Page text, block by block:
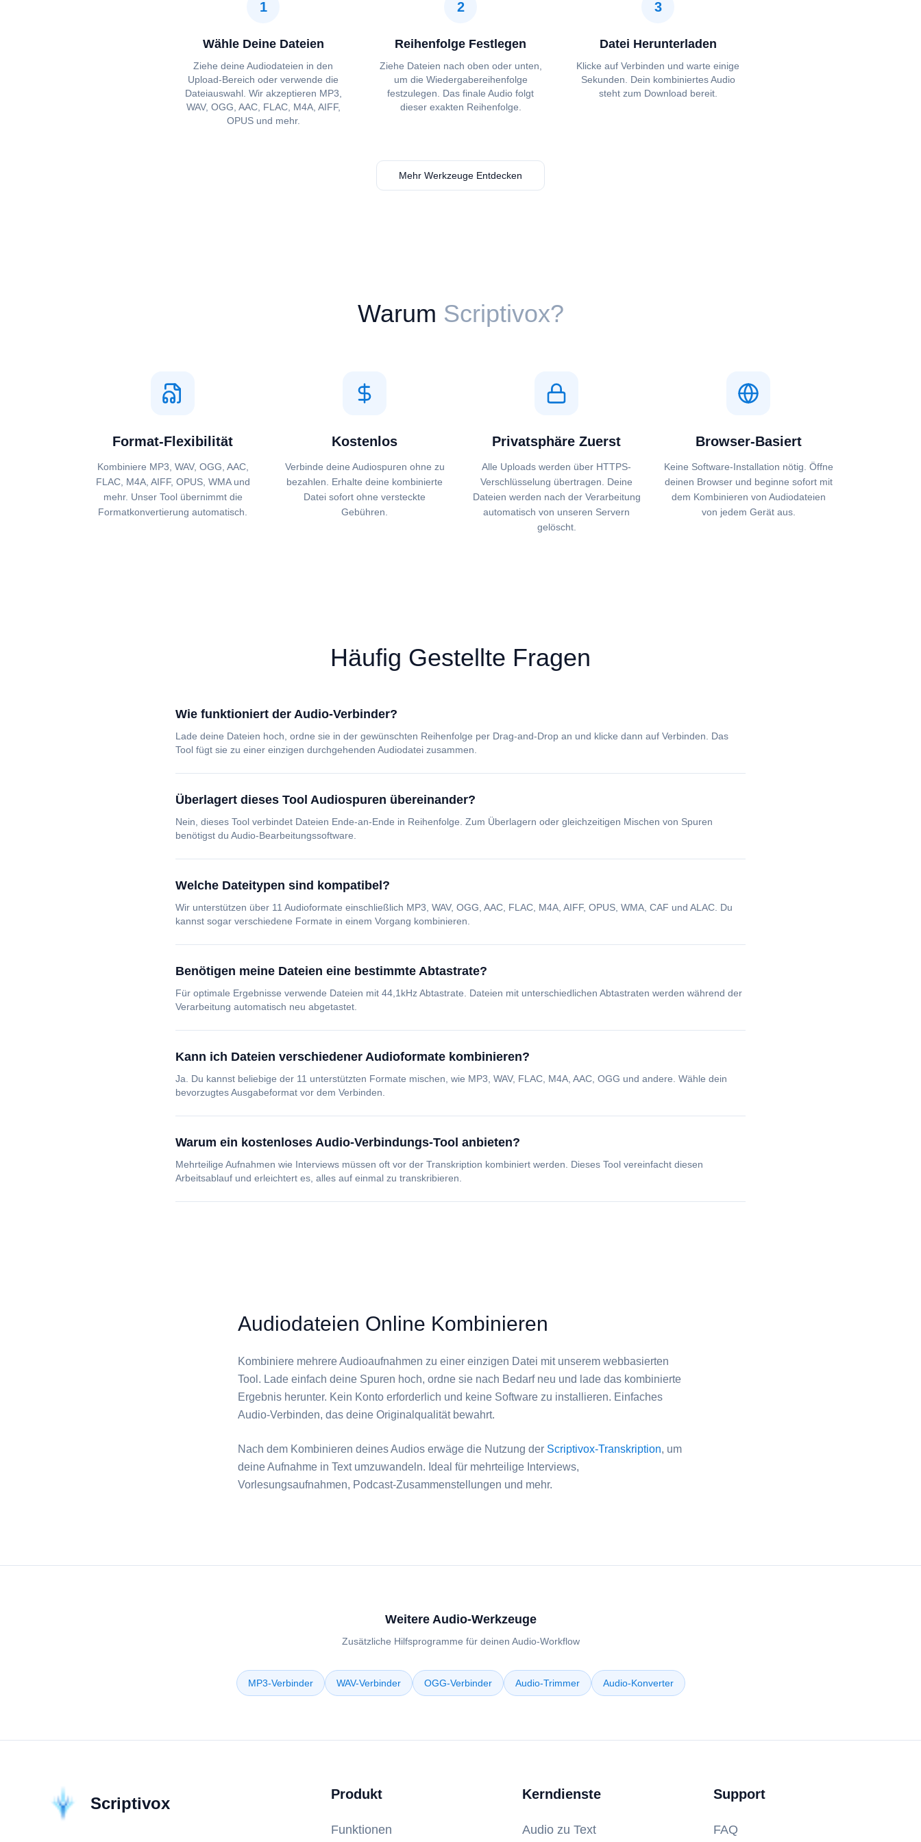
1
Wähle Deine Dateien
Ziehe deine Audiodateien in den
Upload-Bereich oder verwende die
Dateiauswahl. Wir akzeptieren MP3,
WAV, OGG, AAC, FLAC, M4A, AIFF,
OPUS und mehr.
2
Reihenfolge Festlegen
Ziehe Dateien nach oben oder unten,
um die Wiedergabereihenfolge
festzulegen. Das finale Audio folgt
dieser exakten Reihenfolge.
3
Datei Herunterladen
Klicke auf Verbinden und warte einige
Sekunden. Dein kombiniertes Audio
steht zum Download bereit.
Mehr Werkzeuge Entdecken
Warum Scriptivox?
Format-Flexibilität
Kombiniere MP3, WAV, OGG, AAC,
FLAC, M4A, AIFF, OPUS, WMA und
mehr. Unser Tool übernimmt die
Formatkonvertierung automatisch.
Kostenlos
Verbinde deine Audiospuren ohne zu
bezahlen. Erhalte deine kombinierte
Datei sofort ohne versteckte
Gebühren.
Privatsphäre Zuerst
Alle Uploads werden über HTTPS-
Verschlüsselung übertragen. Deine
Dateien werden nach der Verarbeitung
automatisch von unseren Servern
gelöscht.
Browser-Basiert
Keine Software-Installation nötig. Öffne
deinen Browser und beginne sofort mit
dem Kombinieren von Audiodateien
von jedem Gerät aus.
Häufig Gestellte Fragen
Wie funktioniert der Audio-Verbinder?
Lade deine Dateien hoch, ordne sie in der gewünschten Reihenfolge per Drag-and-Drop an und klicke dann auf Verbinden. Das
Tool fügt sie zu einer einzigen durchgehenden Audiodatei zusammen.
Überlagert dieses Tool Audiospuren übereinander?
Nein, dieses Tool verbindet Dateien Ende-an-Ende in Reihenfolge. Zum Überlagern oder gleichzeitigen Mischen von Spuren
benötigst du Audio-Bearbeitungssoftware.
Welche Dateitypen sind kompatibel?
Wir unterstützen über 11 Audioformate einschließlich MP3, WAV, OGG, AAC, FLAC, M4A, AIFF, OPUS, WMA, CAF und ALAC. Du
kannst sogar verschiedene Formate in einem Vorgang kombinieren.
Benötigen meine Dateien eine bestimmte Abtastrate?
Für optimale Ergebnisse verwende Dateien mit 44,1kHz Abtastrate. Dateien mit unterschiedlichen Abtastraten werden während der
Verarbeitung automatisch neu abgetastet.
Kann ich Dateien verschiedener Audioformate kombinieren?
Ja. Du kannst beliebige der 11 unterstützten Formate mischen, wie MP3, WAV, FLAC, M4A, AAC, OGG und andere. Wähle dein
bevorzugtes Ausgabeformat vor dem Verbinden.
Warum ein kostenloses Audio-Verbindungs-Tool anbieten?
Mehrteilige Aufnahmen wie Interviews müssen oft vor der Transkription kombiniert werden. Dieses Tool vereinfacht diesen
Arbeitsablauf und erleichtert es, alles auf einmal zu transkribieren.
Audiodateien Online Kombinieren
Kombiniere mehrere Audioaufnahmen zu einer einzigen Datei mit unserem webbasierten
Tool. Lade einfach deine Spuren hoch, ordne sie nach Bedarf neu und lade das kombinierte
Ergebnis herunter. Kein Konto erforderlich und keine Software zu installieren. Einfaches
Audio-Verbinden, das deine Originalqualität bewahrt.
Nach dem Kombinieren deines Audios erwäge die Nutzung der Scriptivox-Transkription, um
deine Aufnahme in Text umzuwandeln. Ideal für mehrteilige Interviews,
Vorlesungsaufnahmen, Podcast-Zusammenstellungen und mehr.
Weitere Audio-Werkzeuge
Zusätzliche Hilfsprogramme für deinen Audio-Workflow
MP3-Verbinder WAV-Verbinder OGG-Verbinder Audio-Trimmer Audio-Konverter
Scriptivox Produkt
Funktionen
Kerndienste
Audio zu Text
Support
FAQ